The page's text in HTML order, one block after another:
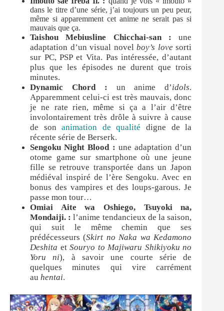
dans le titre d’une série, j’ai toujours un peu peur,
même si apparemment cet anime ne serait pas si
mauvais que ça.
Taishou Mebiusline Chicchai-san : une
adaptation d’un visual novelboy’s love sorti
sur PC, PSP et Vita. Pas intéressée, d’autant
plus que les épisodes ne durent que trois
minutes.
Dynamic Chord : un anime d’idols.
Apparemment celui-ci est très mauvais, donc
je ne rate rien, même si ça a l’air d’être
involontairement très drôle à suivre à cause
de sonanimation de qualité
digne de la
récente série de Berserk.
Sengoku Night Blood : une adaptation d’un
otome game sur smartphone où une jeune
fille se retrouve transportée dans un Japon
médiéval inspiré de l’ère Sengoku. Avec en
bonus des vampires et des loups-garous. Je
passe mon tour…
Omiai Aite wa Oshiego, Tsuyoki na,
Mondaiji. : l’anime tendancieux de la saison,
qui suit le même chemin que ses
prédécesseurs (Skirt no Naka wa Kedamono
Deshita etSouryo to Majiwaru Shikiyoku no
Yoru ni), à savoir une courte série de
quelques minutes qui vire carrément
au hentai.